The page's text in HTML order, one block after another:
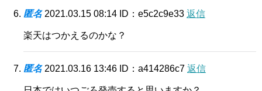
匿名 2021.03.15 08:14 ID：e5c2c9e33 返信
楽天はつかえるのかな？
匿名 2021.03.16 13:46 ID：a414286c7 返信